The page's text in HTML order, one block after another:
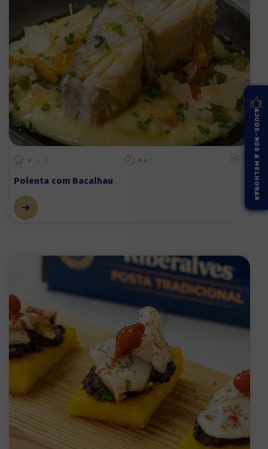
1
Polenta com Bacalhau AJUDE-NOS A MELHORAR